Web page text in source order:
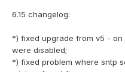
6.15 changelog:
*) fixed upgrade from v5 -
were disabled;
*) fixed problem where sntp